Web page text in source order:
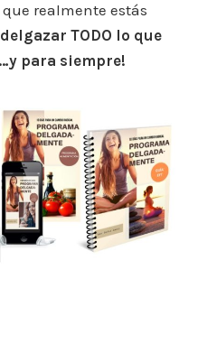
realmente estás
TODO lo que
para siempre!